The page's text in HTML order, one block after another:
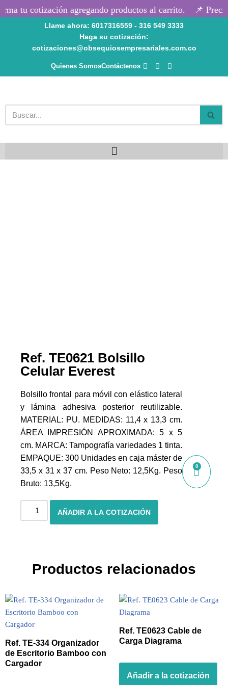
contenido
tu cotización agregando productos al carrito. 📌
Llame ahora: 6017316559 - 316 549 3333
Haga su cotización:
cotizaciones@obsequiosempresariales.com.co
Quienes SomosContáctenos
0
Ref. TE0621 Bolsillo
Celular Everest
Bolsillo frontal para móvil con elástico lateral
y lámina adhesiva posterior reutilizable.
MATERIAL: PU. MEDIDAS: 11,4 x 13,3 cm.
ÁREA IMPRESIÓN APROXIMADA: 5 x 5
cm. MARCA: Tampografía variedades 1 tinta.
EMPAQUE: 300 Unidades en caja máster de
33,5 x 31 x 37 cm. Peso Neto: 12,5Kg. Peso
Bruto: 13,5Kg.
AÑADIR A LA COTIZACIÓN
Productos relacionados
Ref. TE-334 Organizador
de Escritorio Bamboo con
Cargador
Ref. TE0623 Cable de
Carga Diagrama
Añadir a la cotización